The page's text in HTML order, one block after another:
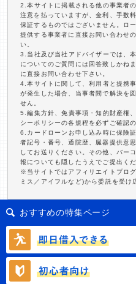
2.本サイトに掲載される他の事業者
注意を払っていますが、金利、手数
保証するものではございません。ロ
提供する事業者に直接お問い合わせ
い。
3.当社及び当社アドバイザーでは、
についてのご質問には回答致しかね
に直接お問い合わせ下さい。
4.本サイトに関して、利用者と提携
が発生した場合、当事者間で解決を
せん。
5.編集方針、免責事項・知的財産権
シーポリシーの各規程を必ずご確認
6.カードローンお申し込み時に保険
者記号・番号、通院歴、臓器提供意
してお送りください。その他、バー
報についても隠したうえでご提出くだ
※当サイトではアフィリエイトプロ
ミス／アイフルなど)から委託を受け
おすすめの特集ページ